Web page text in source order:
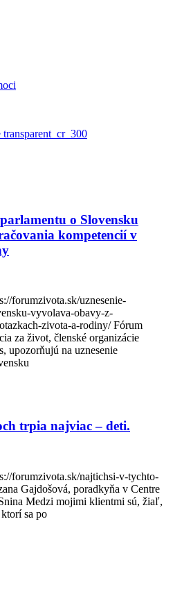
o Slovensku
kompetencií v
forumzivota.sk/uznesenie-
vyvolava-obavy-z-
zivota-a-rodiny/ Fórum
za život, členské organizácie
upozorňujú na uznesenie
trpia najviac – deti.
forumzivota.sk/najtichsi-v-tychto-
Gajdošová, poradkyňa v Centre
Medzi mojimi klientmi sú, žiaľ,
sa po